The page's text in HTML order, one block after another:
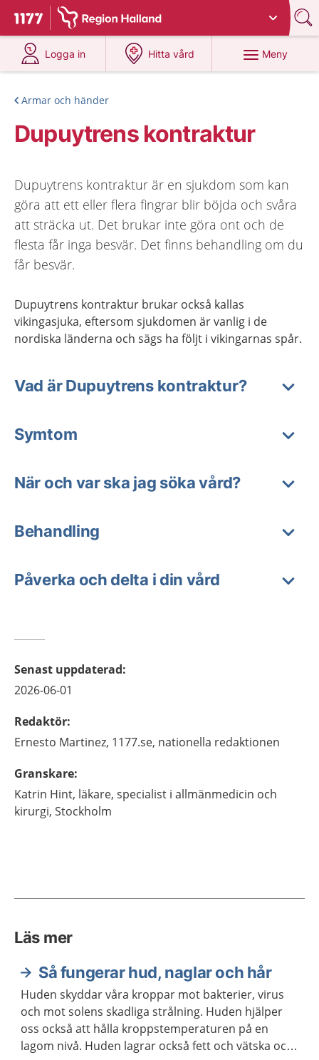
Till startsidan för 1177
Du har valt region Halland
Logga in
på 1177.se
Hitta vård
på 1177.se
Meny
Armar och händer
Dupuytrens kontraktur
Dupuytrens kontraktur är en sjukdom som kan
göra att ett eller flera fingrar blir böjda och svåra
att sträcka ut. Det brukar inte göra ont och de
flesta får inga besvär. Det finns behandling om du
får besvär.
Dupuytrens kontraktur brukar också kallas
vikingasjuka, eftersom sjukdomen är vanlig i de
nordiska länderna och sägs ha följt i vikingarnas spår.
Vad är Dupuytrens kontraktur?
Symtom
När och var ska jag söka vård?
Behandling
Påverka och delta i din vård
Senast uppdaterad:
2026-06-01
Redaktör:
Ernesto Martinez, 1177.se, nationella redaktionen
Granskare:
Katrin Hint, läkare, specialist i allmänmedicin och
kirurgi, Stockholm
Läs mer
Så fungerar hud, naglar och hår
Huden skyddar våra kroppar mot bakterier, virus
och mot solens skadliga strålning. Huden hjälper
oss också att hålla kroppstemperaturen på en
lagom nivå. Huden lagrar också fett och vätska och